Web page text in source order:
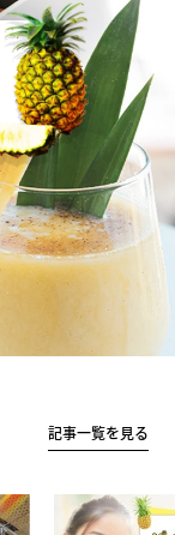
記事一覧を見る